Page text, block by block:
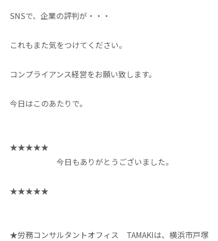
SNSで、企業の評判が・・・
これもまた気をつけてください。
コンプライアンス経営をお願い致します。
今日はこのあたりで。
★★★★★
今日もありがとうございました。
★★★★★
★労務コンサルタントオフィス TAMAKIは、横浜市戸塚